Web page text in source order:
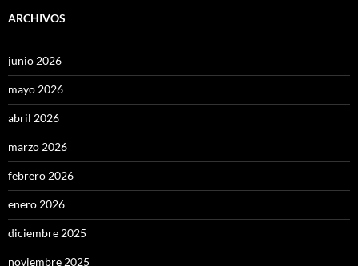
ARCHIVOS
junio 2026
mayo 2026
abril 2026
marzo 2026
febrero 2026
enero 2026
diciembre 2025
noviembre 2025